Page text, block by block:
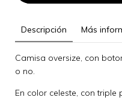
Descripción Más
Camisa oversize, con
o no.
En color celeste, con triple